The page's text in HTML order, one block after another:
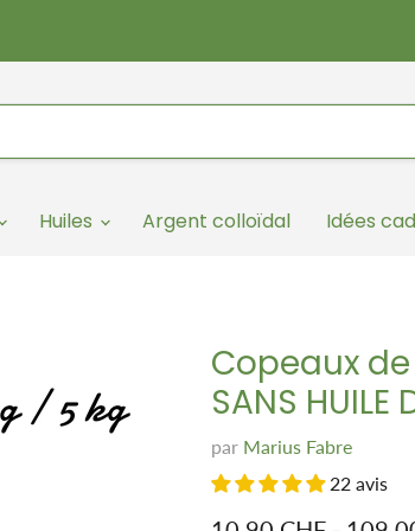
Huiles Argent colloïdal Idées
Copeaux
SANS HUILE
par Marius Fabre
22 avis